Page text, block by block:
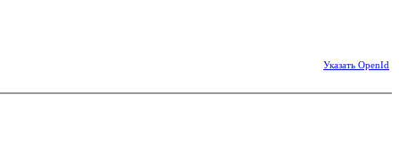
Указать OpenId